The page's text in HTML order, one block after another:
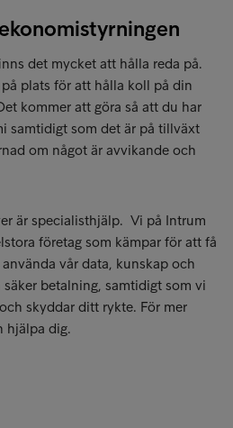
det mycket att hålla reda på.
plats för att hålla koll på din
kommer att göra så att du har
samtidigt som det är på tillväxt
om något är avvikande och
är specialisthjälp. Vi på Intrum
företag som kämpar för att få
vår data, kunskap och
betalning, samtidigt som vi
skyddar ditt rykte. För mer
hjälpa dig.